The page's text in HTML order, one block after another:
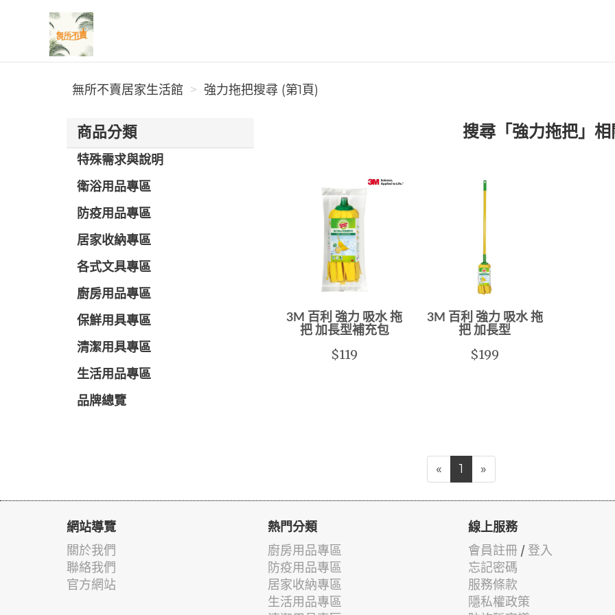
無所不賣居家生活館
無所不賣居家生活館 強力拖把搜尋 (第1頁)
商品分類
特殊需求與說明
衛浴用品專區
防疫用品專區
居家收納專區
各式文具專區
廚房用品專區
保鮮用具專區
清潔用具專區
生活用品專區
品牌總覽
搜尋「強力拖把」相
3M 百利 強力 吸水 拖
把 加長型補充包
$119
3M 百利 強力 吸水 拖
把 加長型
$199
« 1 »
網站導覽
關於我們
聯絡我們
官方網站
熱門分類
廚房用品專區
防疫用品專區
居家收納專區
生活用品專區
線上服務
會員註冊 / 登入
忘記密碼
服務條款
隱私權政策